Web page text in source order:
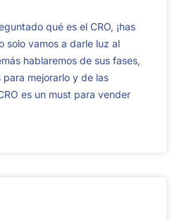
qué es el CRO, ¡has
solo vamos a darle luz al
hablaremos de sus fases,
mejorarlo y de las
es un must para vender